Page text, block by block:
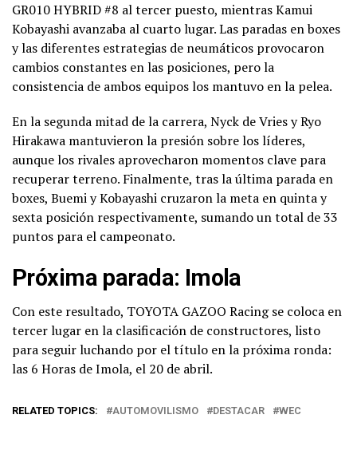
GR010 HYBRID #8 al tercer puesto, mientras Kamui
Kobayashi avanzaba al cuarto lugar. Las paradas en boxes
y las diferentes estrategias de neumáticos provocaron
cambios constantes en las posiciones, pero la
consistencia de ambos equipos los mantuvo en la pelea.
En la segunda mitad de la carrera, Nyck de Vries y Ryo
Hirakawa mantuvieron la presión sobre los líderes,
aunque los rivales aprovecharon momentos clave para
recuperar terreno. Finalmente, tras la última parada en
boxes, Buemi y Kobayashi cruzaron la meta en quinta y
sexta posición respectivamente, sumando un total de 33
puntos para el campeonato.
Próxima parada: Imola
Con este resultado, TOYOTA GAZOO Racing se coloca en
tercer lugar en la clasificación de constructores, listo
para seguir luchando por el título en la próxima ronda:
las 6 Horas de Imola, el 20 de abril.
RELATED TOPICS: AUTOMOVILISMO DESTACAR WEC